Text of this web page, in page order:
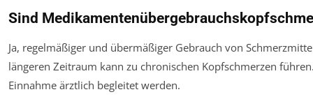
Sind
Ja, regelmäßiger und übermäßiger Gebrauch von
längeren Zeitraum kann zu chronischen Kopfschmerzen
Einnahme ärztlich begleitet werden.